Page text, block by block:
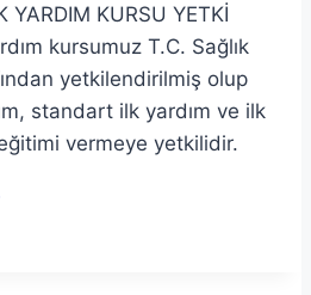
YARDIM KURSU YETKİ
kursumuz T.C. Sağlık
yetkilendirilmiş olup
standart ilk yardım ve ilk
vermeye yetkilidir.